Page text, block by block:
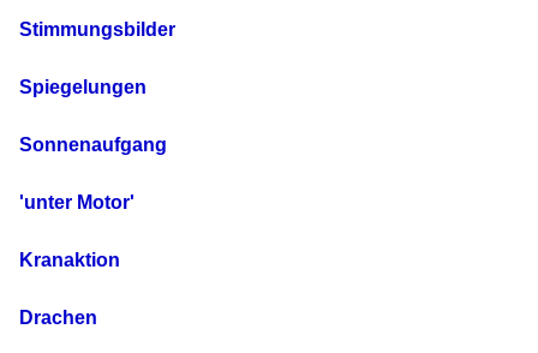
Stimmungsbilder
Spiegelungen
Sonnenaufgang
'unter Motor'
Kranaktion
Drachen